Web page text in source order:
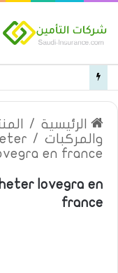
الرئيسية /
والمركبات /
en france
lovegra en
france